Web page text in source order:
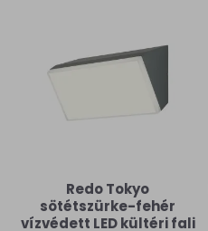
Redo Tokyo
sötétszürke-fehér
vízvédett LED kültéri fali